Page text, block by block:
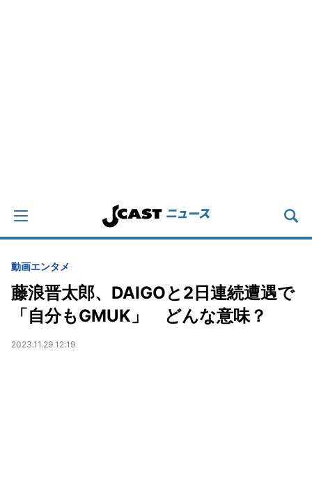
動画エンタメ
藤浪晋太郎、DAIGOと2日連続遭遇で
「自分もGMUK」 どんな意味？
2023.11.29 12:19